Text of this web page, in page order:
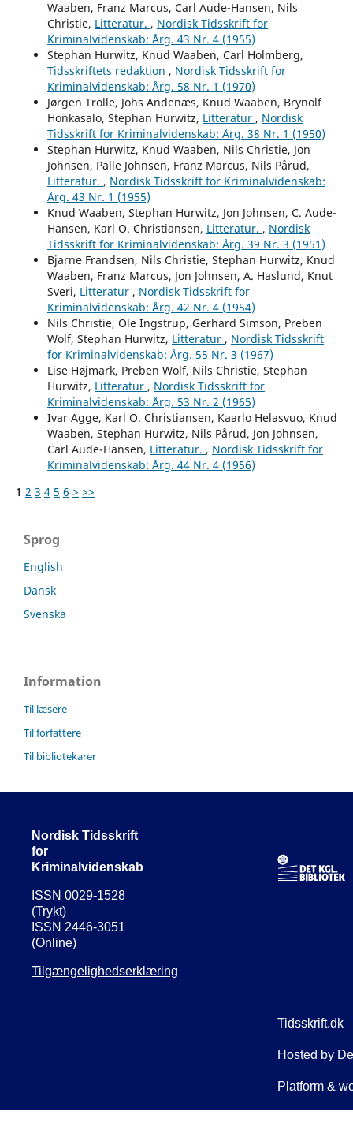
Waaben, Franz Marcus, Carl Aude-Hansen, Nils
Christie, Litteratur. , Nordisk Tidsskrift for
Kriminalvidenskab: Årg. 43 Nr. 4 (1955)
Stephan Hurwitz, Knud Waaben, Carl Holmberg,
Tidsskriftets redaktion , Nordisk Tidsskrift for
Kriminalvidenskab: Årg. 58 Nr. 1 (1970)
Jørgen Trolle, Johs Andenæs, Knud Waaben, Brynolf
Honkasalo, Stephan Hurwitz, Litteratur , Nordisk
Tidsskrift for Kriminalvidenskab: Årg. 38 Nr. 1 (1950)
Stephan Hurwitz, Knud Waaben, Nils Christie, Jon
Johnsen, Palle Johnsen, Franz Marcus, Nils Pårud,
Litteratur. , Nordisk Tidsskrift for Kriminalvidenskab:
Årg. 43 Nr. 1 (1955)
Knud Waaben, Stephan Hurwitz, Jon Johnsen, C. Aude-
Hansen, Karl O. Christiansen, Litteratur. , Nordisk
Tidsskrift for Kriminalvidenskab: Årg. 39 Nr. 3 (1951)
Bjarne Frandsen, Nils Christie, Stephan Hurwitz, Knud
Waaben, Franz Marcus, Jon Johnsen, A. Haslund, Knut
Sveri, Litteratur , Nordisk Tidsskrift for
Kriminalvidenskab: Årg. 42 Nr. 4 (1954)
Nils Christie, Ole Ingstrup, Gerhard Simson, Preben
Wolf, Stephan Hurwitz, Litteratur , Nordisk Tidsskrift
for Kriminalvidenskab: Årg. 55 Nr. 3 (1967)
Lise Højmark, Preben Wolf, Nils Christie, Stephan
Hurwitz, Litteratur , Nordisk Tidsskrift for
Kriminalvidenskab: Årg. 53 Nr. 2 (1965)
Ivar Agge, Karl O. Christiansen, Kaarlo Helasvuo, Knud
Waaben, Stephan Hurwitz, Nils Pårud, Jon Johnsen,
Carl Aude-Hansen, Litteratur. , Nordisk Tidsskrift for
Kriminalvidenskab: Årg. 44 Nr. 4 (1956)
1 2 3 4 5 6 > >>
Sprog
English
Dansk
Svenska
Information
Til læsere
Til forfattere
Til bibliotekarer
Nordisk Tidsskrift
for
Kriminalvidenskab
ISSN 0029-1528
(Trykt)
ISSN 2446-3051
(Online)
Tilgængelighedserklæring